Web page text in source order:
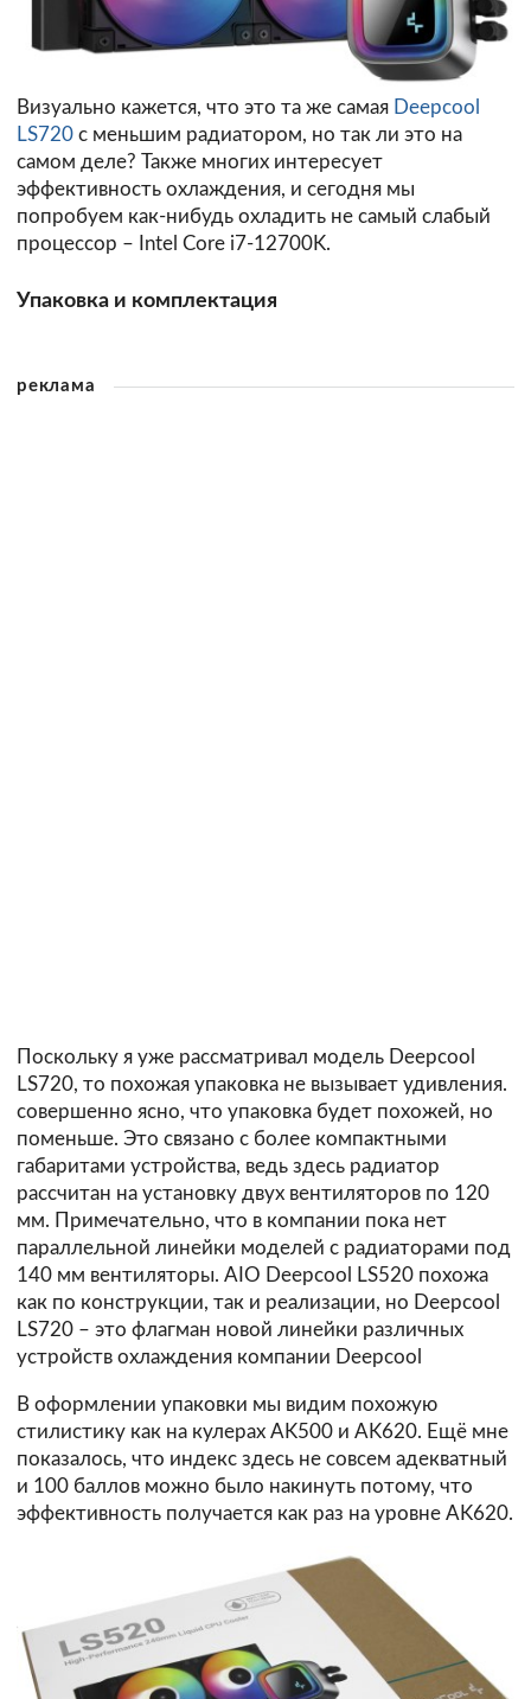
Визуально кажется, что это та же самая Deepcool
LS720 с меньшим радиатором, но так ли это на
самом деле? Также многих интересует
эффективность охлаждения, и сегодня мы
попробуем как-нибудь охладить не самый слабый
процессор – Intel Core i7-12700K.
Упаковка и комплектация
реклама
Поскольку я уже рассматривал модель Deepcool
LS720, то похожая упаковка не вызывает удивления.
совершенно ясно, что упаковка будет похожей, но
поменьше. Это связано с более компактными
габаритами устройства, ведь здесь радиатор
рассчитан на установку двух вентиляторов по 120
мм. Примечательно, что в компании пока нет
параллельной линейки моделей с радиаторами под
140 мм вентиляторы. AIO Deepcool LS520 похожа
как по конструкции, так и реализации, но Deepcool
LS720 – это флагман новой линейки различных
устройств охлаждения компании Deepcool
В оформлении упаковки мы видим похожую
стилистику как на кулерах AK500 и AK620. Ещё мне
показалось, что индекс здесь не совсем адекватный
и 100 баллов можно было накинуть потому, что
эффективность получается как раз на уровне AK620.